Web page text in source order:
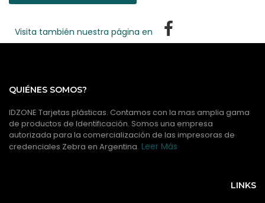
Visita también nuestra página en
QUIÉNES SOMOS?
IDZONE Tarjetas plásticas. Contamos con la mas amplia gama
de productos de Identificación. Somos una empresa
autorizada para la comercialización de las impresoras de
credenciales Zebra en Argentina. Leer Más
LINKS